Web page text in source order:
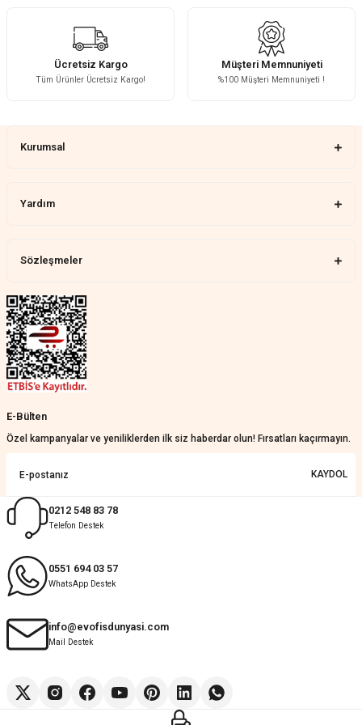
kurulumu basit, sağlam
H... A... | 31/07/2026
verirler, çok yardım ederler.
Teslim çok çabuk geldi. Montaj çok
Nathalie Prevost | 22/07/2026
Çok ilgililerdi
Merve Özen | 17/07/2026
KeRiM BeRBeR | 16/07/2026
Sorunsuz ve güvenilir
Muhammed Adsiz | 14/07/2026
Kolay
G... K... | 14/07/2026
Ücretsiz Kargo
Tüm Ürünler Ücretsiz Kargo!
Müşteri Memnuniyeti
%100 Müşteri Memnuniyeti !
Kurumsal
Yardım
Sözleşmeler
E-Bülten
Özel kampanyalar ve yeniliklerden ilk siz haberdar olun! Fırsatları kaçırmayın.
KAYDOL
0212 548 83 78
Telefon Destek
0551 694 03 57
WhatsApp Destek
info@evofisdunyasi.com
Mail Destek